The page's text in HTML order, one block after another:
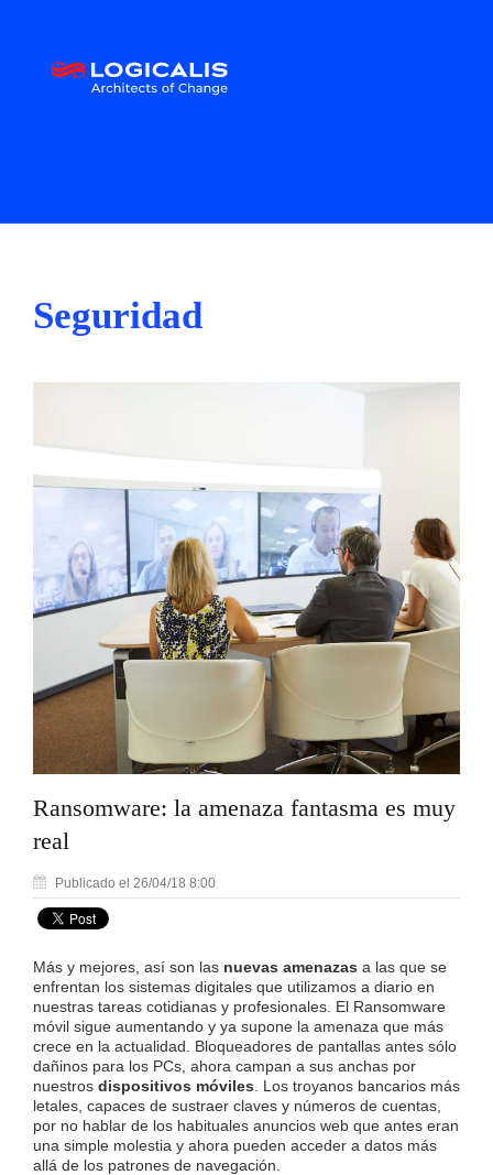
Seguridad
Ransomware: la amenaza fantasma es muy
real
Publicado el 26/04/18 8:00
Más y mejores, así son las nuevas amenazas a las que se
enfrentan los sistemas digitales que utilizamos a diario en
nuestras tareas cotidianas y profesionales. El Ransomware
móvil sigue aumentando y ya supone la amenaza que más
crece en la actualidad. Bloqueadores de pantallas antes sólo
dañinos para los PCs, ahora campan a sus anchas por
nuestros dispositivos móviles . Los troyanos bancarios más
letales, capaces de sustraer claves y números de cuentas,
por no hablar de los habituales anuncios web que antes eran
una simple molestia y ahora pueden acceder a datos más
allá de los patrones de navegación.